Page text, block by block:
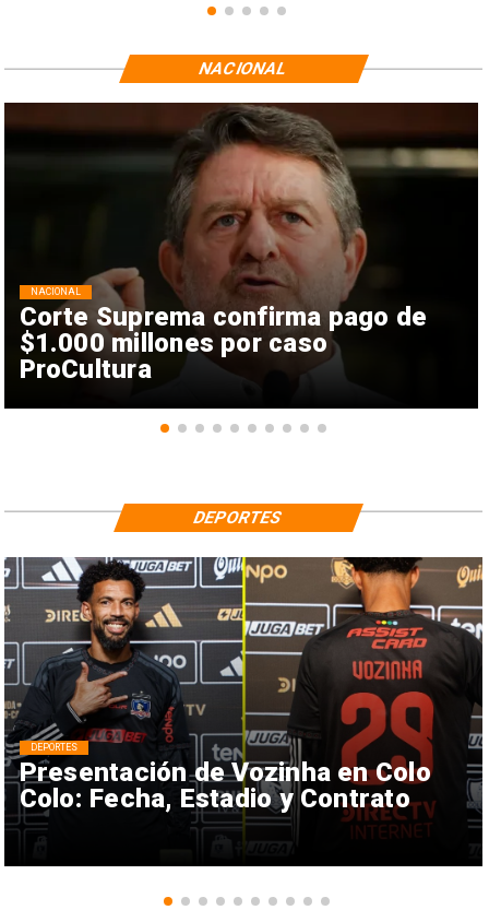
Corte Suprema confirma pago de
$1.000 millones por caso
ProCultura
NACIONAL
NACIONAL
Presentación de Vozinha en Colo
Colo: Fecha, Estadio y Contrato
DEPORTES
DEPORTES